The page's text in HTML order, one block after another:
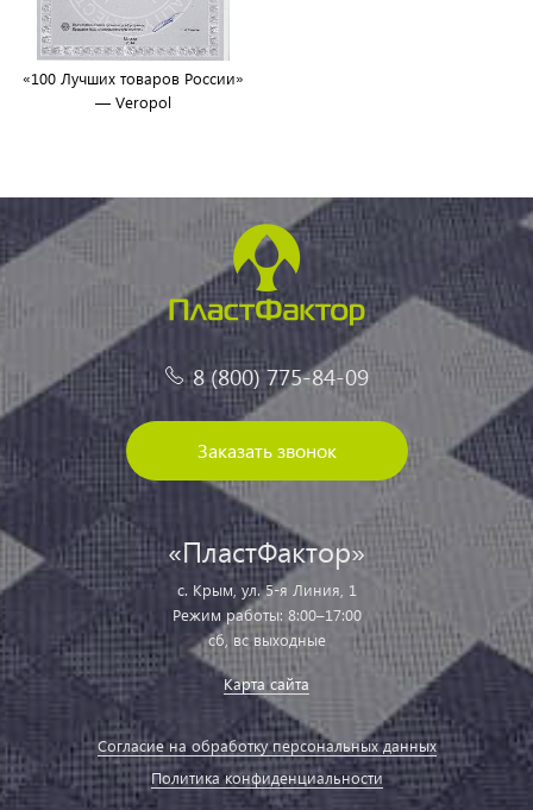
«100 Лучших товаров России»
— Veropol
8 (800) 775-84-09
Заказать звонок
«ПластФактор»
с. Крым, ул. 5-я Линия, 1
Режим работы: 8:00–17:00
сб, вс выходные
Карта сайта
Согласие на обработку персональных данных
Политика конфиденциальности